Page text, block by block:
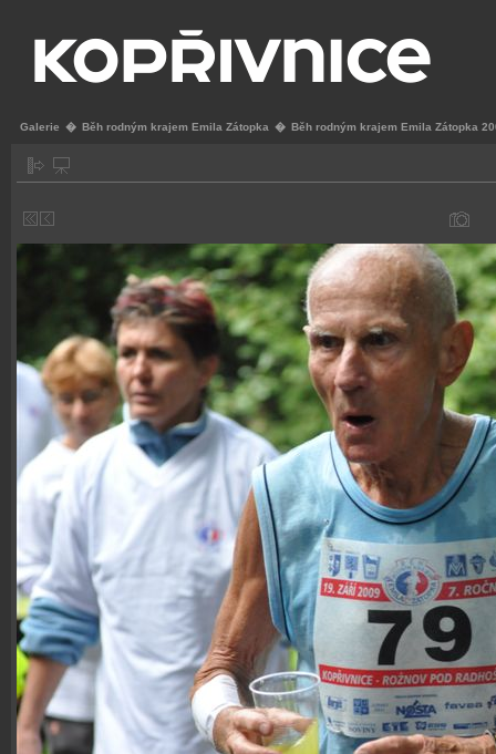
Galerie � Běh rodným krajem Emila Zátopka � Běh rodným krajem Emila Zátopka